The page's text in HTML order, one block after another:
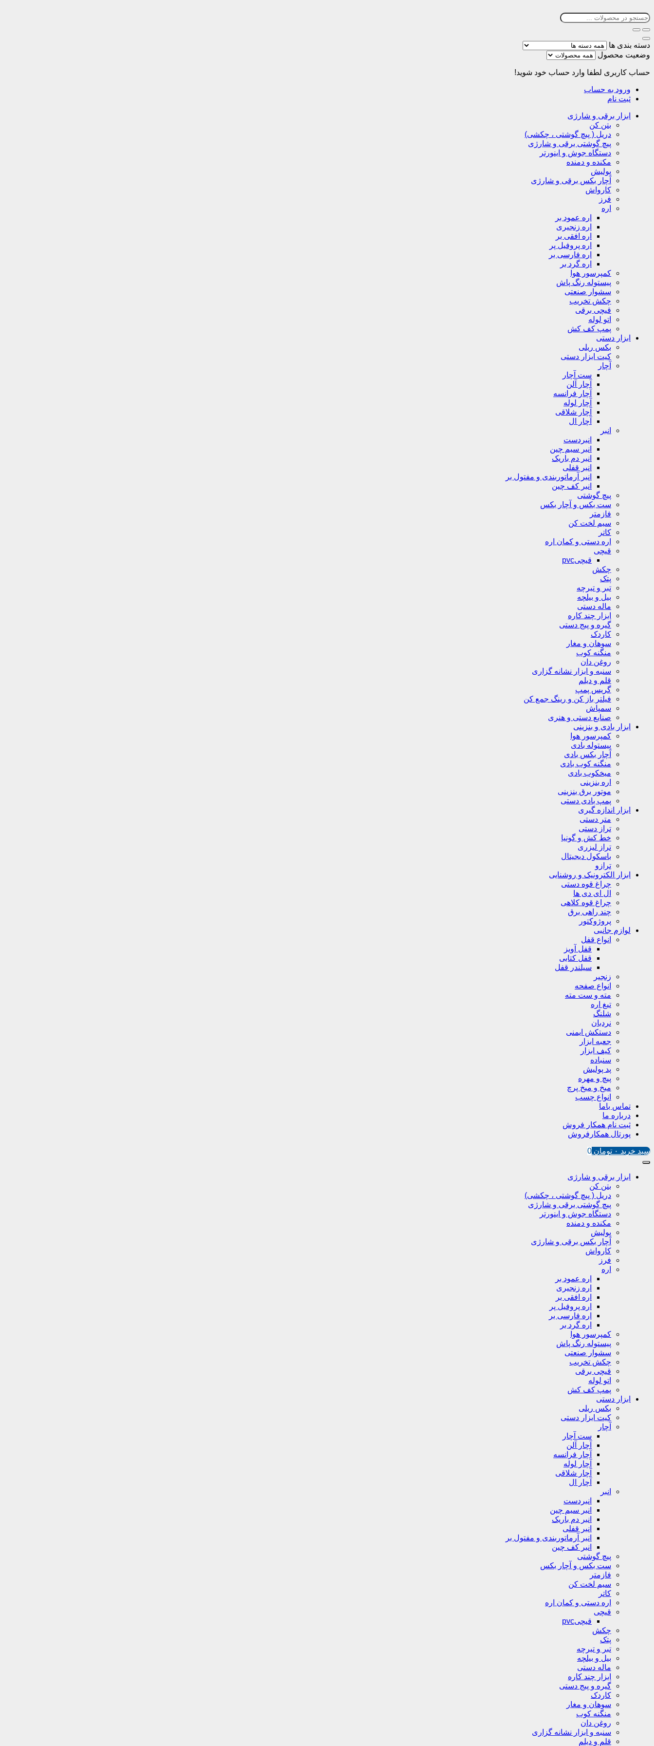
دسته بندی ها
وضعیت محصول
حساب کاربری لطفا وارد حساب خود شوید!
ورود به حساب
ثبت نام
ابزار برقی و شارژی
بتن کن
دریل ( پیچ گوشتی ، چکشی)
پیچ گوشتی برقی و شارژی
دستگاه جوش و اینورتر
مکنده و دمنده
پولیش
آچار بکس برقی و شارژی
کارواش
فرز
اره
اره عمود بر
اره زنجیری
اره افقی بر
اره پروفیل پر
اره فارسی بر
اره گرد بر
کمپرسور هوا
پیستوله رنگ پاش
سشوار صنعتی
چکش تخریب
قیچی برقی
اتو لوله
پمپ کف کش
ابزار دستی
بکس ریلی
کیت ابزار دستی
آچار
ست آچار
آچار آلن
آچار فرانسه
آچار لوله
آچار شلاقی
آچار ال
انبر
انبردست
انبر سیم چین
انبر دم باریک
انبر قفلی
انبر آرماتوربندی و مفتول بر
انبر کف چین
پیچ گوشتی
ست بکس و آچار بکس
فازمتر
سیم لخت کن
کاتر
اره دستی و کمان اره
قیچی
قیچیpvc
چکش
پتک
تبر و تبرچه
بیل و بیلچه
ماله دستی
ابزار چند کاره
گیره و پیج دستی
کاردک
سوهان و مغار
منگنه کوب
روغن دان
سنبه و ابزار نشانه گزاری
قلم و دیلم
گریس پمپ
فیلتر باز کن و رینگ جمع کن
سمپاش
صنایع دستی و هنری
ابزار بادی و بنزینی
کمپرسور هوا
پیستوله بادی
آچار بکس بادی
منگنه کوب بادی
میخکوب بادی
اره بنزینی
موتور برق بنزینی
پمپ بادی دستی
ابزار اندازه گیری
متر دستی
تراز دستی
خط کش و گونیا
تراز لیزری
باسکول دیجیتال
ترازو
ابزار الکترونیک و روشنایی
چراغ قوه دستی
ال ای دی ها
چراغ قوه کلاهی
چند راهی برق
پروژوکتور
لوازم جانبی
انواع قفل
قفل آویز
قفل کتابی
سیلندر قفل
زنجیر
انواع صفحه
مته و ست مته
تیغ اره
شلنگ
نردبان
دستکش ایمنی
جعبه ابزار
کیف ابزار
سنباده
پد پولیش
پیچ و مهره
میخ و میخ پرچ
انواع چسب
تماس باما
درباره ما
ثبت نام همکار فروش
پورتال همکارفروش
سبد خرید ۰ تومان 0
ابزار برقی و شارژی
بتن کن
دریل ( پیچ گوشتی ، چکشی)
پیچ گوشتی برقی و شارژی
دستگاه جوش و اینورتر
مکنده و دمنده
پولیش
آچار بکس برقی و شارژی
کارواش
فرز
اره
اره عمود بر
اره زنجیری
اره افقی بر
اره پروفیل پر
اره فارسی بر
اره گرد بر
کمپرسور هوا
پیستوله رنگ پاش
سشوار صنعتی
چکش تخریب
قیچی برقی
اتو لوله
پمپ کف کش
ابزار دستی
بکس ریلی
کیت ابزار دستی
آچار
ست آچار
آچار آلن
آچار فرانسه
آچار لوله
آچار شلاقی
آچار ال
انبر
انبردست
انبر سیم چین
انبر دم باریک
انبر قفلی
انبر آرماتوربندی و مفتول بر
انبر کف چین
پیچ گوشتی
ست بکس و آچار بکس
فازمتر
سیم لخت کن
کاتر
اره دستی و کمان اره
قیچی
قیچیpvc
چکش
پتک
تبر و تبرچه
بیل و بیلچه
ماله دستی
ابزار چند کاره
گیره و پیج دستی
کاردک
سوهان و مغار
منگنه کوب
روغن دان
سنبه و ابزار نشانه گزاری
قلم و دیلم